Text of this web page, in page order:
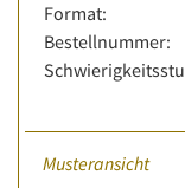
Format:
Bestellnummer:
Musteransicht